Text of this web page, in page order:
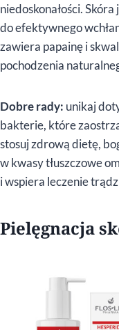
niedoskonałości.
do efektywnego
zawiera papainę i
pochodzenia
Dobre rady: unikaj
bakterie, które
stosuj zdrową dietę,
w kwasy tłuszczowe
i wspiera leczenie
Pielęgnacja